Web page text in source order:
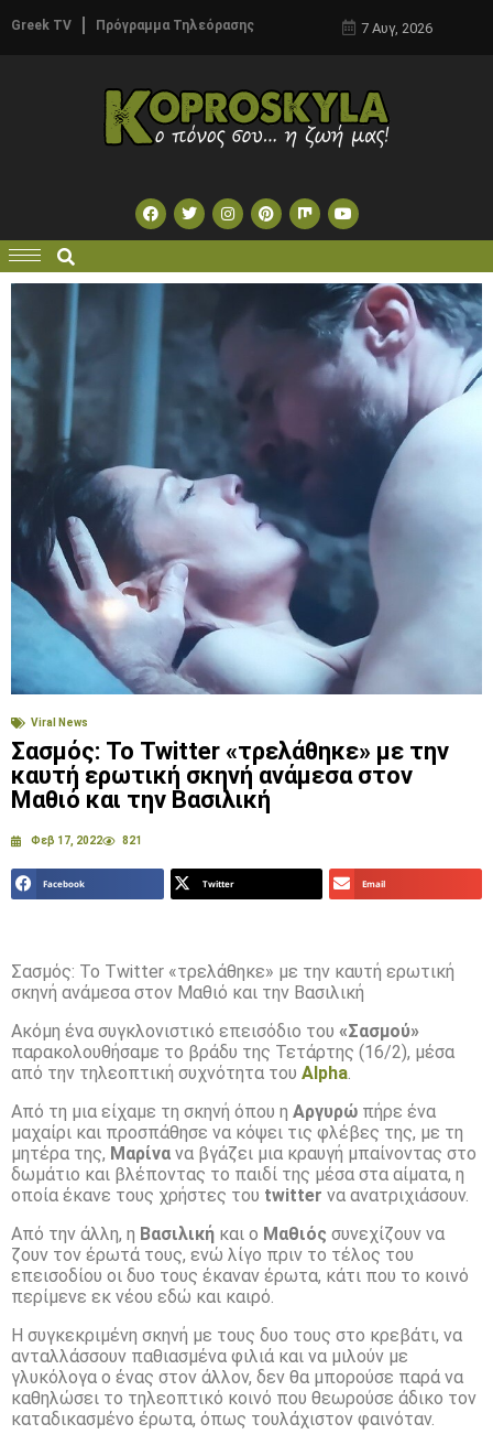
Greek TV Πρόγραμμα Τηλεόρασης 7 Αυγ, 2026
Viral News
Σασμός: Το Twitter «τρελάθηκε» με την
καυτή ερωτική σκηνή ανάμεσα στον
Μαθιό και την Βασιλική
Φεβ 17, 2022 821
Facebook Twitter Email
Σασμός: Το Twitter «τρελάθηκε» με την καυτή ερωτική
σκηνή ανάμεσα στον Μαθιό και την Βασιλική
Ακόμη ένα συγκλονιστικό επεισόδιο του «Σασμού»
παρακολουθήσαμε το βράδυ της Τετάρτης (16/2), μέσα
από την τηλεοπτική συχνότητα του Alpha
Από τη μια είχαμε τη σκηνή όπου η Αργυρώ πήρε ένα
μαχαίρι και προσπάθησε να κόψει τις φλέβες της, με τη
μητέρα της, Μαρίνα να βγάζει μια κραυγή μπαίνοντας στο
δωμάτιο και βλέποντας το παιδί της μέσα στα αίματα, η
οποία έκανε τους χρήστες του twitter να ανατριχιάσουν.
Από την άλλη, η Βασιλική και ο Μαθιός συνεχίζουν να
ζουν τον έρωτά τους, ενώ λίγο πριν το τέλος του
επεισοδίου οι δυο τους έκαναν έρωτα, κάτι που το κοινό
περίμενε εκ νέου εδώ και καιρό.
Η συγκεκριμένη σκηνή με τους δυο τους στο κρεβάτι, να
ανταλλάσσουν παθιασμένα φιλιά και να μιλούν με
γλυκόλογα ο ένας στον άλλον, δεν θα μπορούσε παρά να
καθηλώσει το τηλεοπτικό κοινό που θεωρούσε άδικο τον
καταδικασμένο έρωτα, όπως τουλάχιστον φαινόταν.